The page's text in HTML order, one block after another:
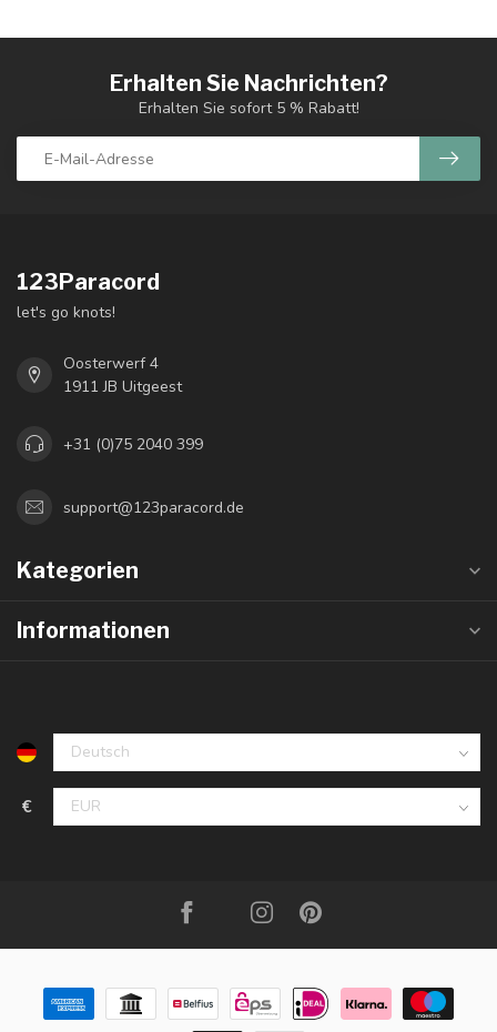
Erhalten Sie Nachrichten?
Erhalten Sie sofort 5 % Rabatt!
123Paracord
let's go knots!
Oosterwerf 4
1911 JB Uitgeest
+31 (0)75 2040 399
support@123paracord.de
Kategorien
Informationen
€